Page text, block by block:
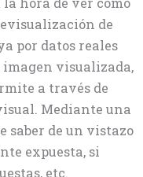
de
por datos reales
imagen visualizada,
a través de
Mediante una
saber de un vistazo
expuesta, si
etc.